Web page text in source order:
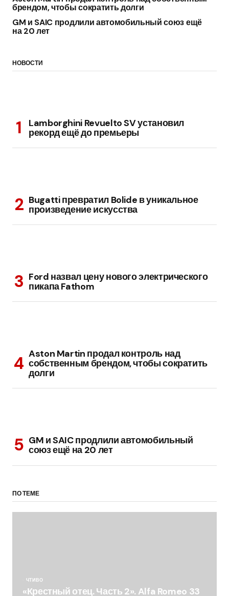
брендом, чтобы сократить долги
GM и SAIC продлили автомобильный союз ещё
на 20 лет
НОВОСТИ
Lamborghini Revuelto SV установил
рекорд ещё до премьеры
Bugatti превратил Bolide в уникальное
произведение искусства
Ford назвал цену нового электрического
пикапа Fathom
Aston Martin продал контроль над
собственным брендом, чтобы сократить
долги
GM и SAIC продлили автомобильный
союз ещё на 20 лет
ПО ТЕМЕ
ЧТИВО
«Крестный отец. Часть 2». Alfa Romeo 33